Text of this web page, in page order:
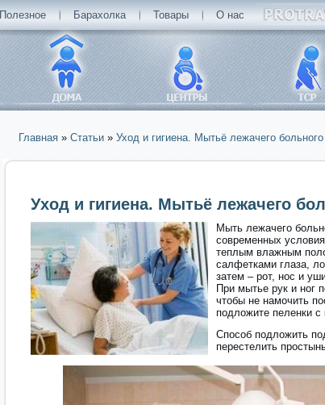
Полезное Барахолка Товары О нас
Главная » Статьи » Уход и гигиена. Мытьё лежачего больного
Уход и гигиена. Мытьё лежачего
Мыть лежачего
современных
теплым влажным
салфетками глаза,
затем – рот, нос и
При мытье рук и ног
чтобы не намочить
подложите пеленки с
Способ подложить
перестелить